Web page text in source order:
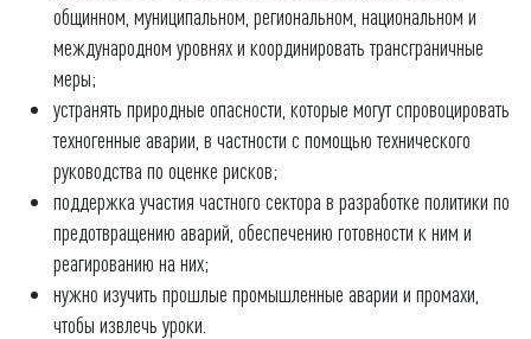
общинном, муниципальном, региональном, национальном и
международном уровнях и координировать трансграничные
меры;
устранять природные опасности, которые могут спровоцировать
техногенные аварии, в частности с помощью технического
руководства по оценке рисков;
поддержка участия частного сектора в разработке политики по
предотвращению аварий, обеспечению готовности к ним и
реагированию на них;
нужно изучить прошлые промышленные аварии и промахи,
чтобы извлечь уроки.